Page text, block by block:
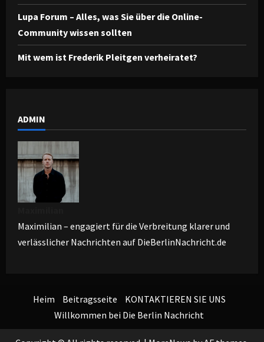
Lupa Forum – Alles, was Sie über die Online-
Community wissen sollten
Mit wem ist Frederik Pleitgen verheiratet?
ADMIN
Maximilian – engagiert für die Verbreitung klarer und
verlässlicher Nachrichten auf DieBerlinNachricht.de
Heim Beitragsseite
KONTAKTIEREN SIE UNS
Willkommen bei Die Berlin Nachricht